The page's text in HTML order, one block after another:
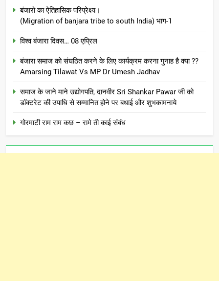
बंजारो का ऐतिहासिक परिप्रेक्ष्य।
(Migration of banjara tribe to south India) भाग-1
विश्व बंजारा दिवस… 08 एप्रिल
बंजारा समाज को संघठित करने के लिए कार्यक्रम करना गुनाह है क्या ??
Amarsing Tilawat Vs MP Dr Umesh Jadhav
समाज के जाने माने उद्योगपति, दानवीर Sri Shankar Pawar जी को
डॉक्टरेट की उपाधि से सम्मानित होने पर बधाई और शुभकामनाये
गोरमाटी राम राम कछ – रामे ती काई संबंध